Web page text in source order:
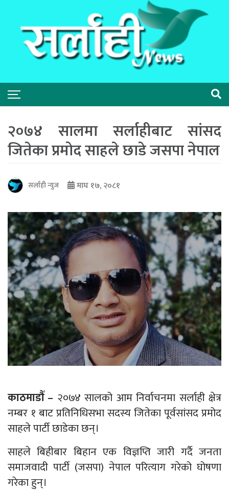
२०७४ सालमा सर्लाहीबाट सांसद
जितेका प्रमोद साहले छाडे जसपा नेपाल
सर्लाही न्युज माघ १७, २०८१
काठमाडौँ – २०७४ सालको आम निर्वाचनमा सर्लाही क्षेत्र
नम्बर १ बाट प्रतिनिधिसभा सदस्य जितेका पूर्वसांसद प्रमोद
साहले पार्टी छाडेका छन्।
साहले बिहीबार बिहान एक विज्ञप्ति जारी गर्दै जनता
समाजवादी पार्टी (जसपा) नेपाल परित्याग गरेको घोषणा
गरेका हुन्।